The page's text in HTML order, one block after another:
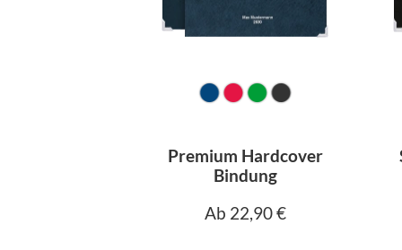
Premium Hardcover
Bindung
Ab 22,90 €